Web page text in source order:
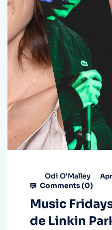
Odi O'Malley
Comments (0)
Music
de Linkin